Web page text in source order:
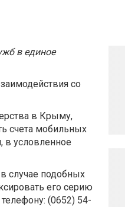
в единое
со
в Крыму,
счета мобильных
в условленное
случае подобных
его серию
(0652) 54-